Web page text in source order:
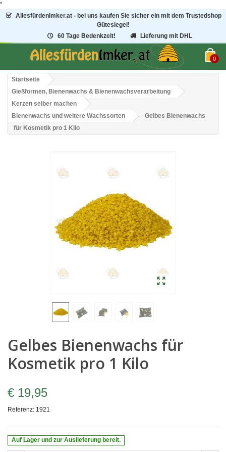
"
AllesfürdenImker.at - bei uns kaufen Sie sicher ein mit dem Trustedshop
Gütesiegel!
60 Tage Bedenkzeit!
Lieferung mit DHL
0
Startseite
Gießformen, Bienenwachs & Bienenwachsverarbeitung
Kerzen selber machen
Bienenwachs und weitere Wachssorten
Gelbes Bienenwachs
für Kosmetik pro 1 Kilo
Gelbes Bienenwachs für
Kosmetik pro 1 Kilo
€ 19,95
Referenz: 1921
Auf Lager und zur Auslieferung bereit.